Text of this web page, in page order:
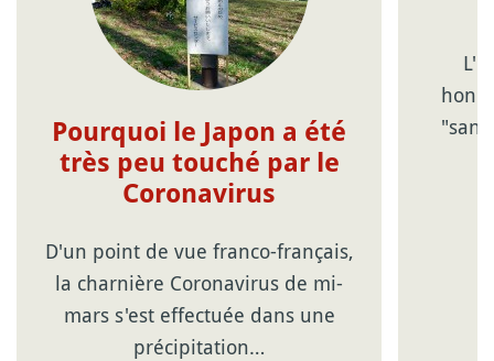
Pourquoi le Japon a été
très peu touché par le
Coronavirus
D'un point de vue franco-français,
la charnière Coronavirus de mi-
mars s'est effectuée dans une
précipitation…